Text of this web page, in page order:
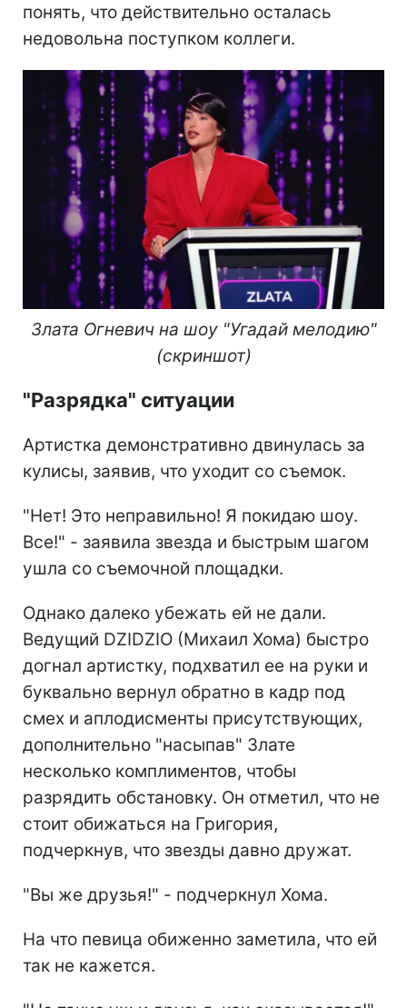
понять, что действительно осталась
недовольна поступком коллеги.
Злата Огневич на шоу "Угадай мелодию"
(скриншот)
"Разрядка" ситуации
Артистка демонстративно двинулась за
кулисы, заявив, что уходит со съемок.
"Нет! Это неправильно! Я покидаю шоу.
Все!" - заявила звезда и быстрым шагом
ушла со съемочной площадки.
Однако далеко убежать ей не дали.
Ведущий DZIDZIO (Михаил Хома) быстро
догнал артистку, подхватил ее на руки и
буквально вернул обратно в кадр под
смех и аплодисменты присутствующих,
дополнительно "насыпав" Злате
несколько комплиментов, чтобы
разрядить обстановку. Он отметил, что не
стоит обижаться на Григория,
подчеркнув, что звезды давно дружат.
"Вы же друзья!" - подчеркнул Хома.
На что певица обиженно заметила, что ей
так не кажется.